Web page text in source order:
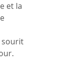
et la
sourit